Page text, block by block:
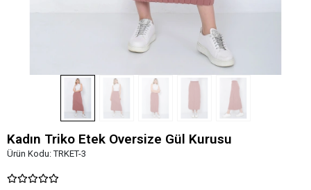
Kadın Triko Etek Oversize Gül Kurusu
Ürün Kodu:TRKET-3